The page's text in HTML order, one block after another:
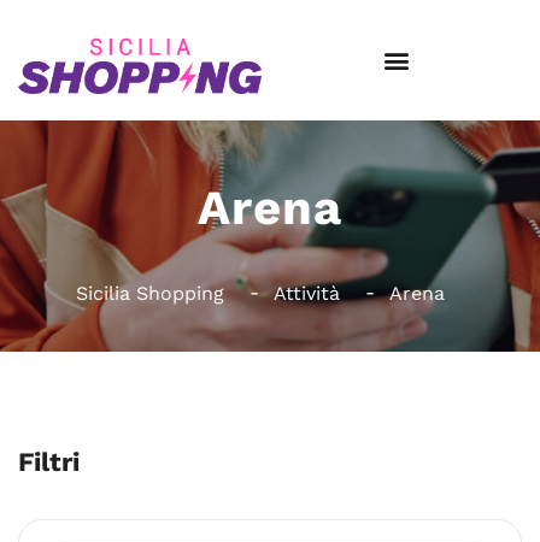
Arena
Sicilia Shopping Attività Arena
Filtri